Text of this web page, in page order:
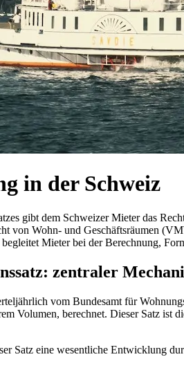
in der Schweiz
gibt dem Schweizer Mieter das
von Wohn- und Geschäftsräumen
Mieter bei der Berechnung,
zentraler
vom Bundesamt für
Volumen, berechnet. Dieser Satz ist
Satz eine wesentliche Entwicklung